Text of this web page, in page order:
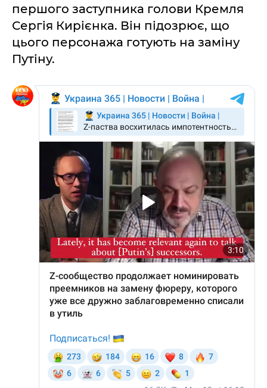
першого заступника голови Кремля
Сергія Кирієнка. Він підозрює, що
цього персонажа готують на заміну
Путіну.